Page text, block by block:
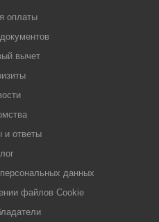
оплаты
вычет
и ответы
данных
файлов Cookie